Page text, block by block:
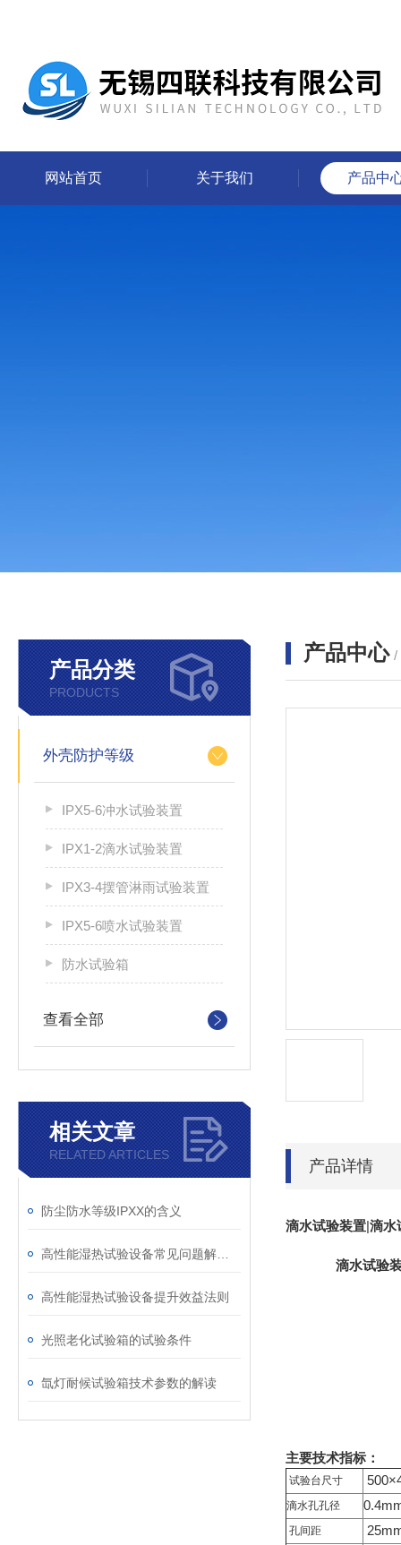
网站首页 关于我们 产品中
产品分类
PRODUCTS
外壳防护等级
IPX5-6冲水试验装置
IPX1-2滴水试验装置
IPX3-4摆管淋雨试验装置
IPX5-6喷水试验装置
防水试验箱
查看全部
相关文章
RELATED ARTICLES
防尘防水等级IPXX的含义
高性能湿热试验设备提升效益法则
光照老化试验箱的试验条件
氙灯耐候试验箱技术参数的解读
产品中心 /
产品详情
滴水试验装置|滴水
滴水试验
主要技术指标：
试验台尺寸
滴水孔孔径
孔间距